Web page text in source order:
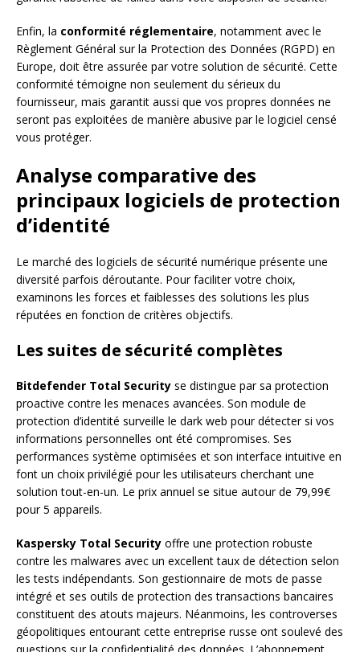
Enfin, la conformité réglementaire, notamment avec le
Règlement Général sur la Protection des Données (RGPD) en
Europe, doit être assurée par votre solution de sécurité. Cette
conformité témoigne non seulement du sérieux du
fournisseur, mais garantit aussi que vos propres données ne
seront pas exploitées de manière abusive par le logiciel censé
vous protéger.
Analyse comparative des
principaux logiciels de protection
d’identité
Le marché des logiciels de sécurité numérique présente une
diversité parfois déroutante. Pour faciliter votre choix,
examinons les forces et faiblesses des solutions les plus
réputées en fonction de critères objectifs.
Les suites de sécurité complètes
Bitdefender Total Security se distingue par sa protection
proactive contre les menaces avancées. Son module de
protection d’identité surveille le dark web pour détecter si vos
informations personnelles ont été compromises. Ses
performances système optimisées et son interface intuitive en
font un choix privilégié pour les utilisateurs cherchant une
solution tout-en-un. Le prix annuel se situe autour de 79,99€
pour 5 appareils.
Kaspersky Total Security offre une protection robuste
contre les malwares avec un excellent taux de détection selon
les tests indépendants. Son gestionnaire de mots de passe
intégré et ses outils de protection des transactions bancaires
constituent des atouts majeurs. Néanmoins, les controverses
géopolitiques entourant cette entreprise russe ont soulevé des